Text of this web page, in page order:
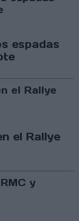
espadas
el Rallye